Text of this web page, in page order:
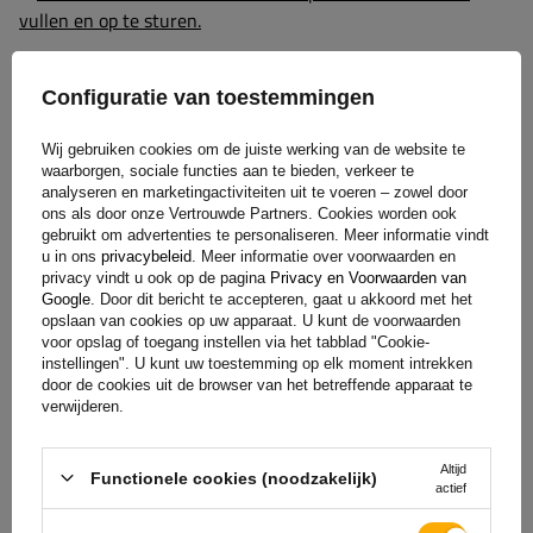
vullen en op te sturen.
Hulp
Heb je vragen over de keuze of het gebruik van onze
producten? Neem contact met ons op! De specialisten van
Unitrailer geven je graag alle informatie.
+31 30 3100444 unitrailer@utrailer.nl
Specificaties
Configuratie van toestemmingen
Wij gebruiken cookies om de juiste werking van de website te
waarborgen, sociale functies aan te bieden, verkeer te
analyseren en marketingactiviteiten uit te voeren – zowel door
ons als door onze Vertrouwde Partners. Cookies worden ook
gebruikt om advertenties te personaliseren. Meer informatie vindt
u in ons privacybeleid . Meer informatie over voorwaarden en
privacy vindt u ook op de pagina Privacy en Voorwaarden van
Google . Door dit bericht te accepteren, gaat u akkoord met het
opslaan van cookies op uw apparaat. U kunt de voorwaarden
voor opslag of toegang instellen via het tabblad "Cookie-
instellingen". U kunt uw toestemming op elk moment intrekken
door de cookies uit de browser van het betreffende apparaat te
verwijderen.
Functionele cookies (noodzakelijk)
Altijd
actief